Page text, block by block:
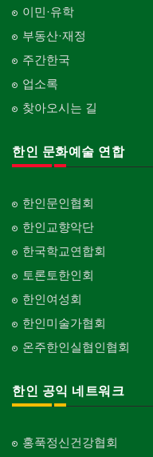
이민·유학
부동산·재정
주간한국
업소록
찾아오시는 길
한인 문화예술 연합
한인문인협회
한인교향악단
한국학교연합회
토론토한인회
한인여성회
한인미술가협회
온주한인실협인협회
한인 공익 네트워크
홍푹정신건강협회